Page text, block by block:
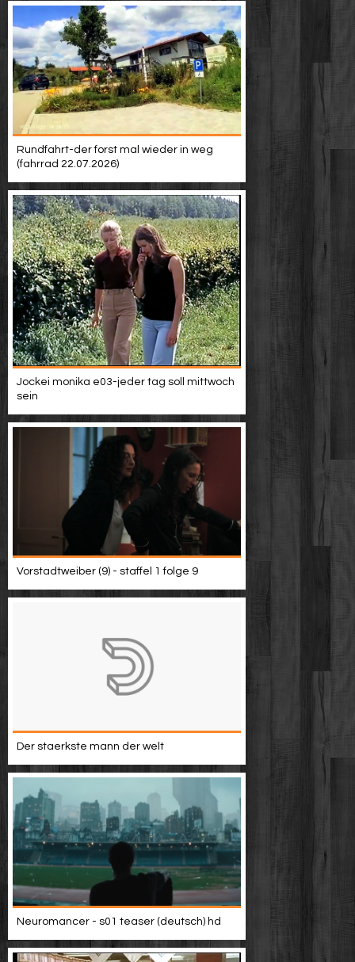
Rundfahrt-der forst mal wieder in weg
(fahrrad 22.07.2026)
Jockei monika e03-jeder tag soll mittwoch
sein
Vorstadtweiber (9) - staffel 1 folge 9
Der staerkste mann der welt
Neuromancer - s01 teaser (deutsch) hd